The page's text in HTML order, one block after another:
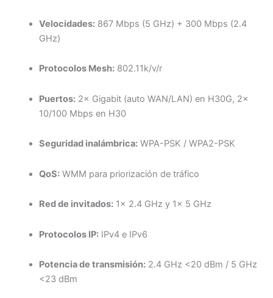
Velocidades:867 Mbps (5 GHz) + 300 Mbps (2.4
GHz)
Protocolos Mesh:802.11k/v/r
Puertos:2× Gigabit (auto WAN/LAN) en H30G, 2×
10/100 Mbps en H30
Seguridad inalámbrica:WPA-PSK / WPA2-PSK
QoS:WMM para priorización de tráfico
Red de invitados:1× 2.4 GHz y 1× 5 GHz
Protocolos IP:IPv4 e IPv6
Potencia de transmisión:2.4 GHz <20 dBm / 5 GHz
<23 dBm